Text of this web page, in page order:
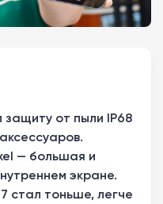
защиту от пыли IP68
— большая и
экране.
стал тоньше, легче